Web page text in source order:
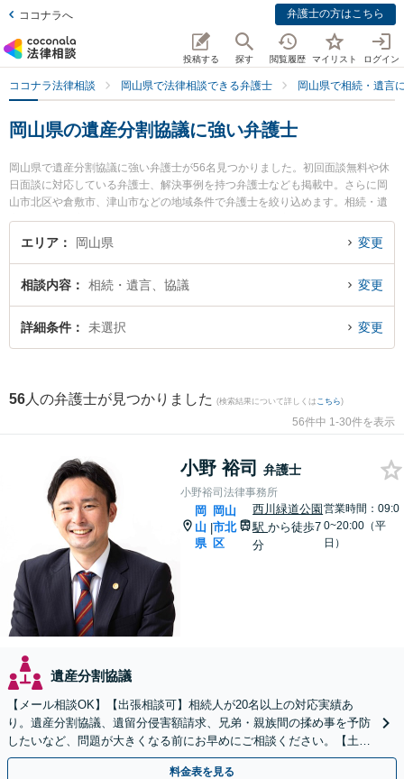
ココナラへ 弁護士の方はこちら
投稿する 探す 閲覧履歴 マイリスト ログイン
ココナラ法律相談 岡山県で法律相談できる弁護士 岡山県で相続・遺言
岡山県の遺産分割協議に強い弁護士
岡山県で遺産分割協議に強い弁護士が56名見つかりました。初回面談無料や休
日面談に対応している弁護士、解決事例を持つ弁護士なども掲載中。さらに岡
山市北区や倉敷市、津山市などの地域条件で弁護士を絞り込めます。相続・遺
言に関係する家族間の相続トラブルや認知症の相続、遺産分割等の細かな分野
での絞り込み検索もでき便利です。特に小野裕司法律事務所の小野 裕司弁護士
日や夜間に発生した遺産分割協議のトラブルを今すぐに弁護士に相談したい』
『遺産分割協議のトラブル解決の実績豊富な近くの弁護士を検索したい』『初
回相談無料で遺産分割協議を法律相談できる岡山県内の弁護士に相談予約した
エリア 岡山県 変更
相談内容 相続・遺言、協議 変更
詳細条件 未選択 変更
56 人の弁護士が見つかりました (検索結果について詳しくは こちら)
56件中 1-30件を表示
小野 裕司 弁護士
小野裕司法律事務所
岡
山
県
|
岡山
市北
区
西川緑道公園
駅から徒歩7
分
営業時間：09:0
0~20:00（平
日）
遺産分割協議
【メール相談OK】【出張相談可】相続人が20名以上の対応実績あ
り。遺産分割協議、遺留分侵害額請求、兄弟・親族間の揉め事を予防
したいなど、問題が大きくなる前にお早めにご相談ください。【土日
祝・夜間相談も可能】
料金表を見る